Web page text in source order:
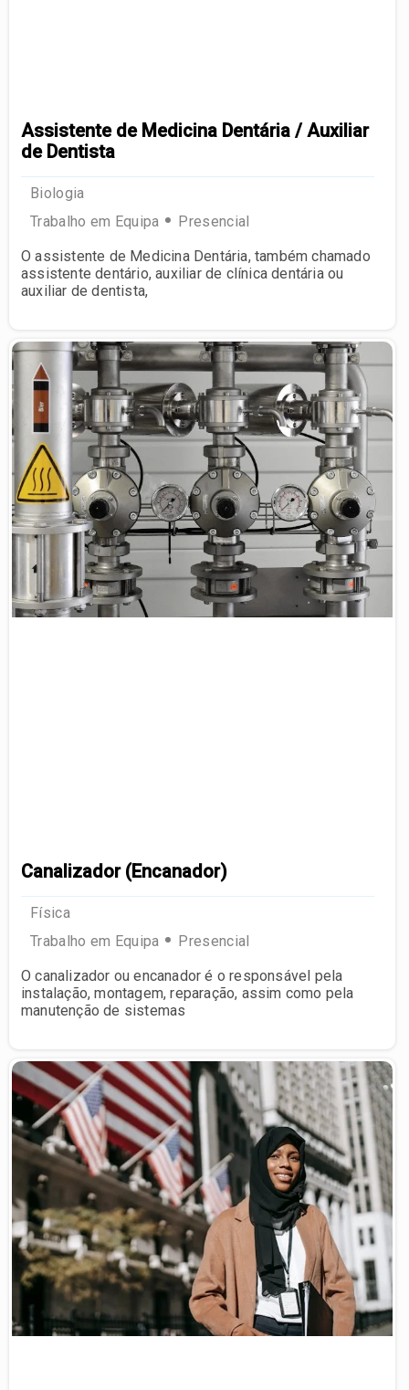
Assistente de Medicina Dentária / Auxiliar
de Dentista
Biologia
Trabalho em Equipa
Presencial
O assistente de Medicina Dentária, também chamado
assistente dentário, auxiliar de clínica dentária ou
auxiliar de dentista,
Canalizador (Encanador)
Física
Trabalho em Equipa
Presencial
O canalizador ou encanador é o responsável pela
instalação, montagem, reparação, assim como pela
manutenção de sistemas